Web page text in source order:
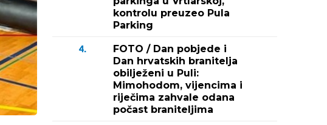
kontrolu preuzeo Pula
Parking
4.
FOTO / Dan pobjede i
Dan hrvatskih branitelja
obilježeni u Puli:
Mimohodom, vijencima i
riječima zahvale odana
počast braniteljima